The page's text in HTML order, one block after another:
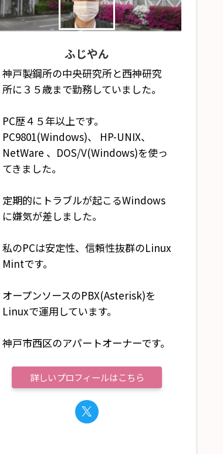
ふじやん
神戸製鋼所の中央研究所と西神研究
所に３５歳まで勤務していました。
PC歴４５年以上です。
PC9801(Windows)、 HP-UNIX、
NetWare 、DOS/V(Windows)を使っ
てきました。
定期的にトラブルが起こるWindows
に嫌気が差しました。
私のPCは安定性、信頼性抜群のLinux
Mintです。
オープンソースのPBX(Asterisk)を
Linuxで運用しています。
神戸市西区のアパートオーナーです。
詳しいプロフィールはこちら